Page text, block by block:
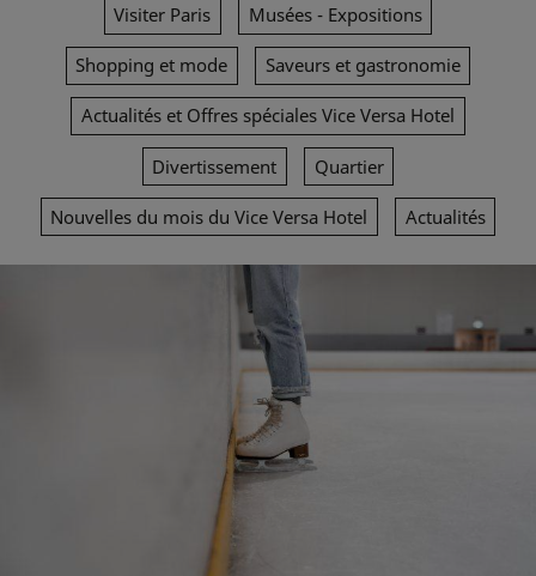
Visiter Paris Musées - Expositions
Shopping et mode Saveurs et gastronomie
Actualités et Offres spéciales Vice Versa Hotel
Divertissement Quartier
Nouvelles du mois du Vice Versa Hotel Actualités